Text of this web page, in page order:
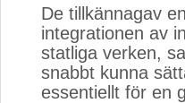
De tillkännagav
integrationen av
statliga verken,
snabbt kunna
essentiellt för en